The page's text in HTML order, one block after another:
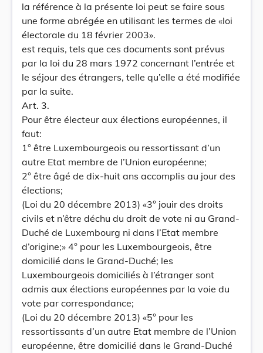
la référence à la présente loi peut se faire sous
une forme abrégée en utilisant les termes de «loi
électorale du 18 février 2003».
est requis, tels que ces documents sont prévus
par la loi du 28 mars 1972 concernant l’entrée et
le séjour des étrangers, telle qu’elle a été modifiée
par la suite.
Art. 3.
Pour être électeur aux élections européennes, il
faut:
1° être Luxembourgeois ou ressortissant d’un
autre Etat membre de l’Union européenne;
2° être âgé de dix-huit ans accomplis au jour des
élections;
(Loi du 20 décembre 2013) «3° jouir des droits
civils et n’être déchu du droit de vote ni au Grand-
Duché de Luxembourg ni dans l’Etat membre
d’origine;» 4° pour les Luxembourgeois, être
domicilié dans le Grand-Duché; les
Luxembourgeois domiciliés à l’étranger sont
admis aux élections européennes par la voie du
vote par correspondance;
(Loi du 20 décembre 2013) «5° pour les
ressortissants d’un autre Etat membre de l’Union
européenne, être domicilié dans le Grand-Duché